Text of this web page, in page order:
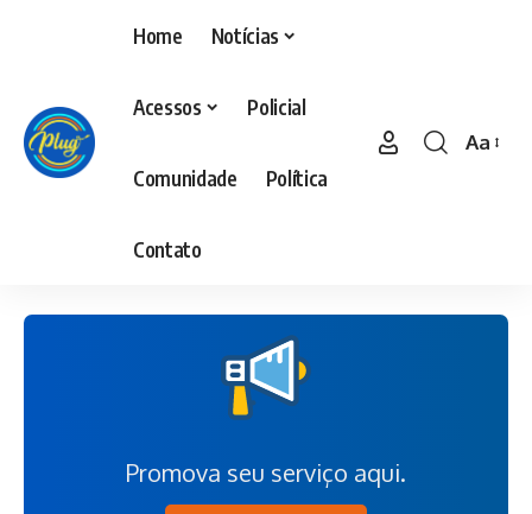
Home Notícias
Acessos Policial
Comunidade Política
Contato
Aa
Promova seu serviço aqui.